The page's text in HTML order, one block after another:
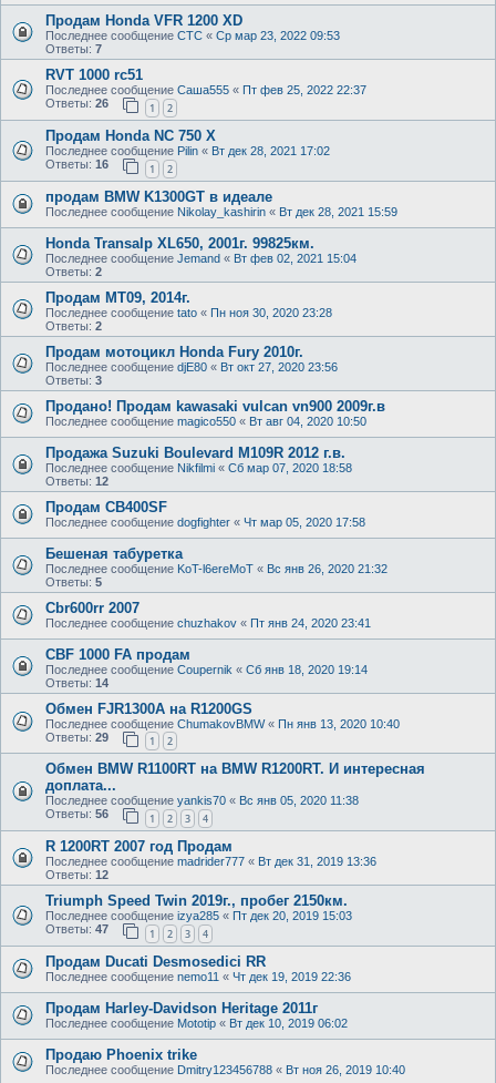
Продам Honda VFR 1200 XD
Последнее сообщение CTC « Ср мар 23, 2022 09:53
Ответы: 7
RVT 1000 rc51
Последнее сообщение Саша555 « Пт фев 25, 2022 22:37
Ответы: 26 1 2
Продам Honda NC 750 X
Последнее сообщение Pilin « Вт дек 28, 2021 17:02
Ответы: 16 1 2
продам BMW K1300GT в идеале
Последнее сообщение Nikolay_kashirin « Вт дек 28, 2021 15:59
Honda Transalp XL650, 2001г. 99825км.
Последнее сообщение Jemand « Вт фев 02, 2021 15:04
Ответы: 2
Продам MT09, 2014г.
Последнее сообщение tato « Пн ноя 30, 2020 23:28
Ответы: 2
Продам мотоцикл Honda Fury 2010г.
Последнее сообщение djE80 « Вт окт 27, 2020 23:56
Ответы: 3
Продано! Продам kawasaki vulcan vn900 2009г.в
Последнее сообщение magico550 « Вт авг 04, 2020 10:50
Продажа Suzuki Boulevard M109R 2012 г.в.
Последнее сообщение Nikfilmi « Сб мар 07, 2020 18:58
Ответы: 12
Продам CB400SF
Последнее сообщение dogfighter « Чт мар 05, 2020 17:58
Бешеная табуретка
Последнее сообщение KoT-l6ereMoT « Вс янв 26, 2020 21:32
Ответы: 5
Cbr600rr 2007
Последнее сообщение chuzhakov « Пт янв 24, 2020 23:41
CBF 1000 FA продам
Последнее сообщение Coupernik « Сб янв 18, 2020 19:14
Ответы: 14
Обмен FJR1300A на R1200GS
Последнее сообщение ChumakovBMW« Пн янв 13, 2020 10:40
Ответы: 29 1 2
Обмен BMW R1100RT на BMW R1200RT. И интересная
доплата...
Последнее сообщение yankis70 « Вс янв 05, 2020 11:38
Ответы: 56 1 2 3 4
R 1200RT 2007 год Продам
Последнее сообщение madrider777 « Вт дек 31, 2019 13:36
Ответы: 12
Triumph Speed Twin 2019г., пробег 2150км.
Последнее сообщение izya285 « Пт дек 20, 2019 15:03
Ответы: 47 1 2 3 4
Продам Ducati Desmosedici RR
Последнее сообщение nemo11 « Чт дек 19, 2019 22:36
Продам Harley-Davidson Heritage 2011г
Последнее сообщение Mototip « Вт дек 10, 2019 06:02
Продаю Phoenix trike
Последнее сообщение Dmitry123456788 « Вт ноя 26, 2019 10:40